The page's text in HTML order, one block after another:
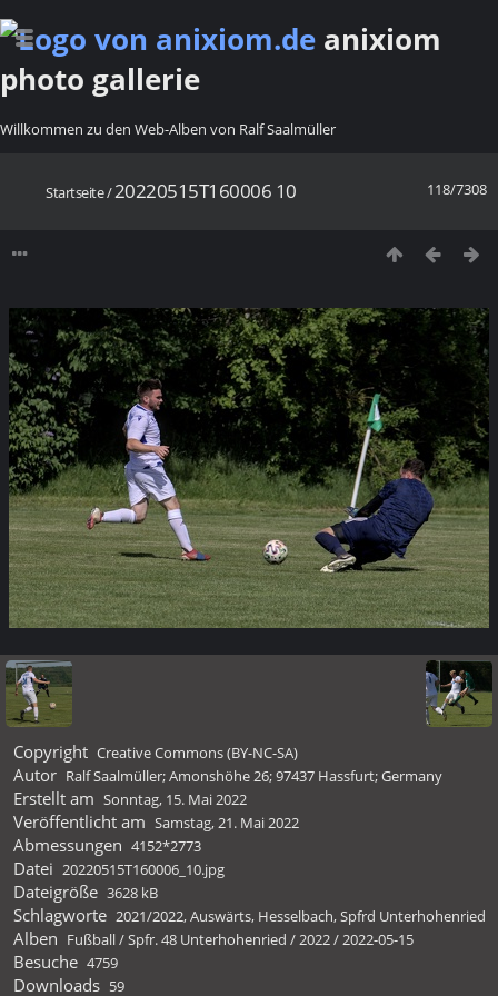
anixiom
photo gallerie
Willkommen zu den Web-Alben von Ralf Saalmüller
118/7308
Startseite/20220515T160006 10
Copyright Creative Commons (BY-NC-SA)
Autor Ralf Saalmüller; Amonshöhe 26; 97437 Hassfurt; Germany
Erstellt am Sonntag, 15. Mai 2022
Veröffentlicht am Samstag, 21. Mai 2022
Abmessungen 4152*2773
Datei 20220515T160006_10.jpg
Dateigröße 3628 kB
Schlagworte 2021/2022,Auswärts, Hesselbach,Spfrd Unterhohenried
Alben Fußball/Spfr. 48 Unterhohenried /2022/2022-05-15
Besuche 4759
Downloads 59